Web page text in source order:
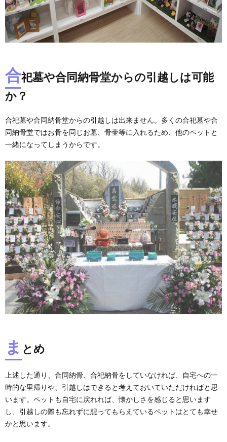
合祀墓や合同納骨堂からの引越しは可能
か？
合祀墓や合同納骨堂からの引越しは出来ません。多くの合祀墓や合
同納骨堂ではお骨を同じお墓、骨壷等に入れるため、他のペットと
一緒になってしまうからです。
ま とめ
上述した通り、合同納骨、合祀納骨をしていなければ、自宅への一
時的な里帰りや、引越しはできると考えておいていただければと思
います。ペットも自宅に戻れれば、懐かしさを感じると思います
し、引越しの際も忘れずに想ってもらえているペットはとても幸せ
かと思います。